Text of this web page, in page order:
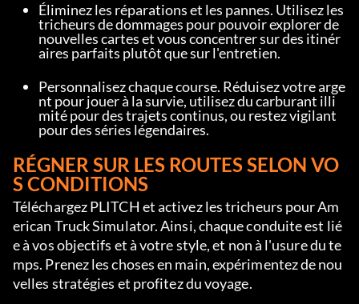
Éliminez les réparations et les pannes. Utilisez les
tricheurs de dommages pour pouvoir explorer de
nouvelles cartes et vous concentrer sur des itinér
aires parfaits plutôt que sur l'entretien.
Personnalisez chaque course. Réduisez votre arge
nt pour jouer à la survie, utilisez du carburant illi
mité pour des trajets continus, ou restez vigilant
pour des séries légendaires.
RÉGNER SUR LES ROUTES SELON VO
S CONDITIONS
Téléchargez PLITCH et activez les tricheurs pour Am
erican Truck Simulator. Ainsi, chaque conduite est lié
e à vos objectifs et à votre style, et non à l'usure du te
mps. Prenez les choses en main, expérimentez de nou
velles stratégies et profitez du voyage.